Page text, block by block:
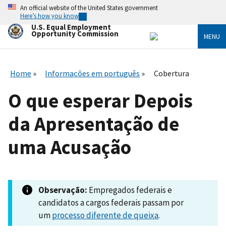
Skip
main
content
An official website of the United States government
Here’s how you know
U.S. Equal Employment
Opportunity Commission MENU
Home Informações em português Cobertura
O que esperar Depois
da Apresentação de
uma Acusação
Observação: Empregados federais e
candidatos a cargos federais passam por
umprocesso diferente de queixa.